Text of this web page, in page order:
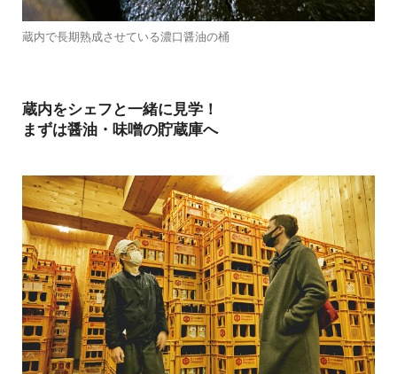
蔵内で長期熟成させている濃口醤油の桶
蔵内をシェフと一緒に見学！
まずは醤油・味噌の貯蔵庫へ